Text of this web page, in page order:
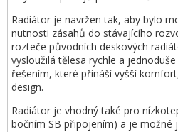
Radiátor je navržen tak, aby bylo
nutnosti zásahů do stávajícího
rozteče původních deskových
vysloužilá tělesa rychle a
řešením, které přináší vyšší
design.
Radiátor je vhodný také pro
bočním SB připojením) a je možné